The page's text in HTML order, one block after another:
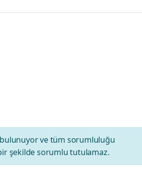
ve tüm sorumluluğu
şekilde sorumlu tutulamaz.